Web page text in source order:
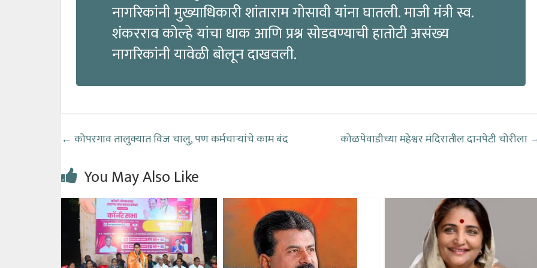
नागरिकांनी मुख्याधिकारी शांताराम गोसावी यांना घातली. माजी मंत्री स्व.
शंकरराव कोल्हे यांचा धाक आणि प्रश्न सोडवण्याची हातोटी असंख्य
नागरिकांनी यावेळी बोलून दाखवली.
← कोपरगाव तालुक्यात विज चालु, पण कर्मचाऱ्यांचे काम बंद कोळपेवाडीच्या महेश्वर मंदिरातील दानपेटी चोरीला
You May Also Like